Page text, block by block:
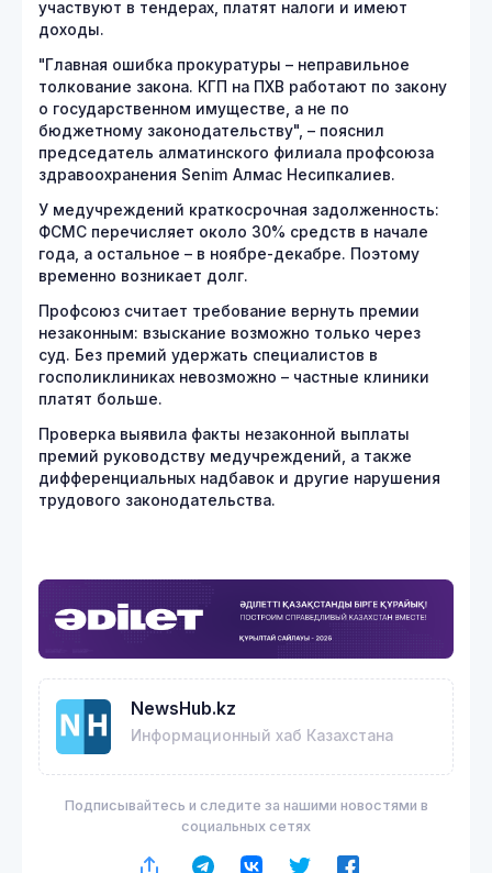
участвуют в тендерах, платят налоги и имеют
доходы.
"Главная ошибка прокуратуры – неправильное
толкование закона. КГП на ПХВ работают по закону
о государственном имуществе, а не по
бюджетному законодательству", – пояснил
председатель алматинского филиала профсоюза
здравоохранения Senim Алмас Несипкалиев.
У медучреждений краткосрочная задолженность:
ФСМС перечисляет около 30% средств в начале
года, а остальное – в ноябре-декабре. Поэтому
временно возникает долг.
Профсоюз считает требование вернуть премии
незаконным: взыскание возможно только через
суд. Без премий удержать специалистов в
госполиклиниках невозможно – частные клиники
платят больше.
Проверка выявила факты незаконной выплаты
премий руководству медучреждений, а также
дифференциальных надбавок и другие нарушения
трудового законодательства.
NewsHub.kz
Информационный хаб Казахстана
Подписывайтесь и следите за нашими новостями в
социальных сетях